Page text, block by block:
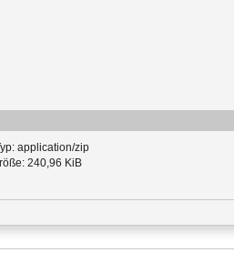
application/zip
240,96 KiB